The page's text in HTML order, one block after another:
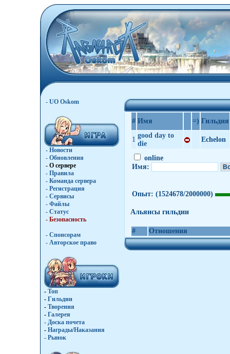
- UO Oskom
- Новости
- Обновления
- О сервере
- Правила
- Команда сервера
- Регистрация
- Сервисы
- Файлы
- Статус
- Безопасность
- Спонсорам
- Авторское право
- Топ
- Гильдии
- Творения
- Галерея
- Доска почета
- Награды/Наказания
- Рынок
# Имя =) Гильдия
1
good day to
die
Echelon
online
Имя:
Опыт: (1524678/2000000)
Альянсы гильдии
# Отношения